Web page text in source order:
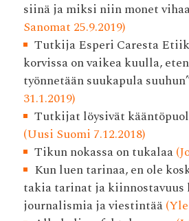
siinä ja miksi niin monet
Sanomat 25.9.2019)
Tutkija Esperi Caresta
korvissa on vaikea kuulla,
työnnetään suukapula
31.1.2019)
Tutkijat löysivät
(Uusi Suomi 7.12.2018)
Tikun nokassa on tukalaa
Kun luen tarinaa, en ole
takia tarinat ja kiinnostavuus
journalismia ja viestintää(Yle